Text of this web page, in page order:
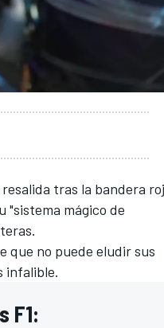
tras la bandera
"sistema mágico de
que no puede eludir sus
infalible.
F1: